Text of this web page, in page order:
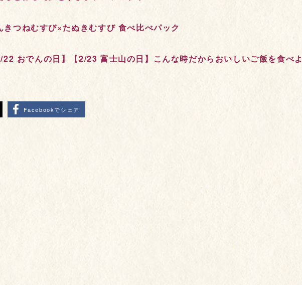
きつねむすび×たぬきむすび 食べ比べパック
おでんの日】【2/23 富士山の日】こんな時だからおいしいご飯を食べよ
Facebookでシェア